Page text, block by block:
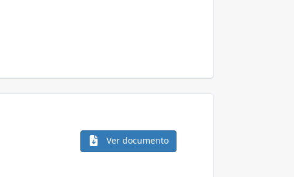
Ver documento